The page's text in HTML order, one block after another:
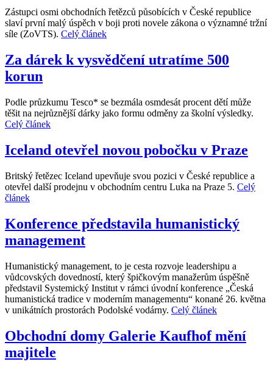
Zástupci osmi obchodních řetězců působících v České republice
slaví první malý úspěch v boji proti novele zákona o významné tržní
síle (ZoVTS). Celý článek
Za dárek k vysvědčení utratíme 500
korun
Podle průzkumu Tesco* se bezmála osmdesát procent dětí může
těšit na nejrůznější dárky jako formu odměny za školní výsledky.
Celý článek
Iceland otevřel novou pobočku v Praze
Britský řetězec Iceland upevňuje svou pozici v České republice a
otevřel další prodejnu v obchodním centru Luka na Praze 5. Celý
článek
Konference představila humanistický
management
Humanistický management, to je cesta rozvoje leadershipu a
vůdcovských dovedností, který špičkovým manažerům úspěšně
představil Systemický Institut v rámci úvodní konference „Česká
humanistická tradice v moderním managementu“ konané 26. května
v unikátních prostorách Podolské vodárny. Celý článek
Obchodní domy Galerie Kaufhof mění
majitele